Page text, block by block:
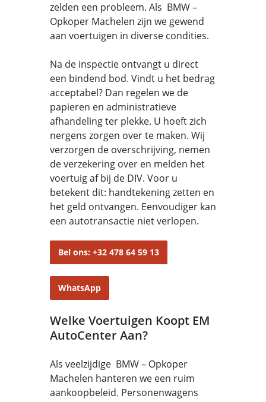
zelden een probleem. Als BMW –
Opkoper Machelen zijn we gewend
aan voertuigen in diverse condities.
Na de inspectie ontvangt u direct
een bindend bod. Vindt u het bedrag
acceptabel? Dan regelen we de
papieren en administratieve
afhandeling ter plekke. U hoeft zich
nergens zorgen over te maken. Wij
verzorgen de overschrijving, nemen
de verzekering over en melden het
voertuig af bij de DIV. Voor u
betekent dit: handtekening zetten en
het geld ontvangen. Eenvoudiger kan
een autotransactie niet verlopen.
Bel ons: +32 478 64 59 13
WhatsApp
Welke Voertuigen Koopt EM
AutoCenter Aan?
Als veelzijdige BMW – Opkoper
Machelen hanteren we een ruim
aankoopbeleid. Personenwagens